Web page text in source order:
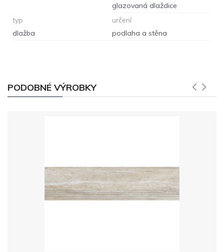
glazovaná dlaždice
typ
dlažba
určení
podlaha a stěna
PODOBNÉ VÝROBKY